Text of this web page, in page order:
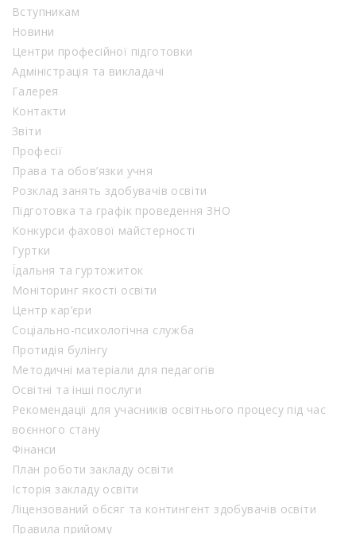
Вступникам
Новини
Центри професійної підготовки
Адміністрація та викладачі
Галерея
Контакти
Звіти
Професії
Права та обов’язки учня
Розклад занять здобувачів освіти
Підготовка та графік проведення ЗНО
Конкурси фахової майстерності
Гуртки
Їдальня та гуртожиток
Моніторинг якості освіти
Центр кар’єри
Соціально-психологічна служба
Протидія булінгу
Методичні матеріали для педагогів
Освітні та інші послуги
Рекомендації для учасників освітнього процесу під час
воєнного стану
Фінанси
План роботи закладу освіти
Історія закладу освіти
Ліцензований обсяг та контингент здобувачів освіти
Правила прийому